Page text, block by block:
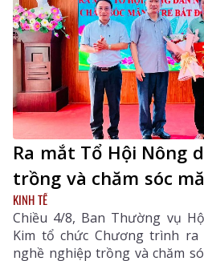
Ra mắt Tổ Hội Nông
trồng và chăm sóc
KINH TẾ
Chiều 4/8, Ban Thường vụ
Kim tổ chức Chương trình
nghề nghiệp trồng và chăm